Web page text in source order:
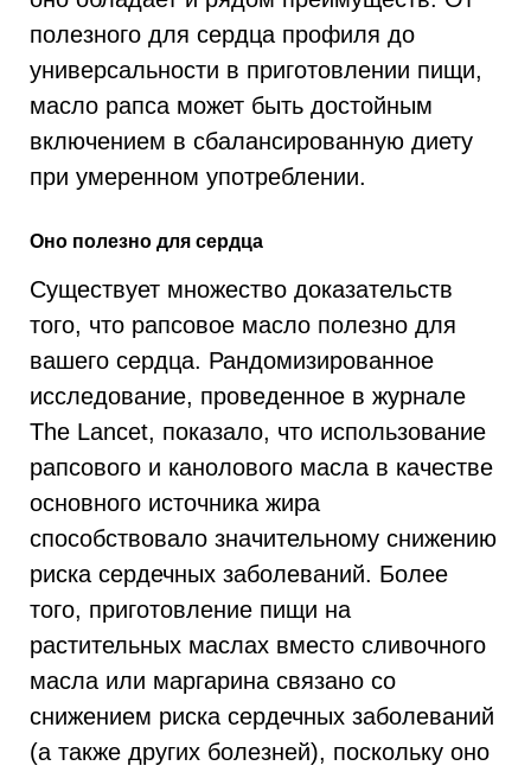
полезного для сердца профиля до
универсальности в приготовлении пищи,
масло рапса может быть достойным
включением в сбалансированную диету
при умеренном употреблении.
Оно полезно для сердца
Существует множество доказательств
того, что рапсовое масло полезно для
вашего сердца. Рандомизированное
исследование, проведенное в журнале
The Lancet, показало, что использование
рапсового и канолового масла в качестве
основного источника жира
способствовало значительному снижению
риска сердечных заболеваний. Более
того, приготовление пищи на
растительных маслах вместо сливочного
масла или маргарина связано со
снижением риска сердечных заболеваний
(а также других болезней), поскольку оно